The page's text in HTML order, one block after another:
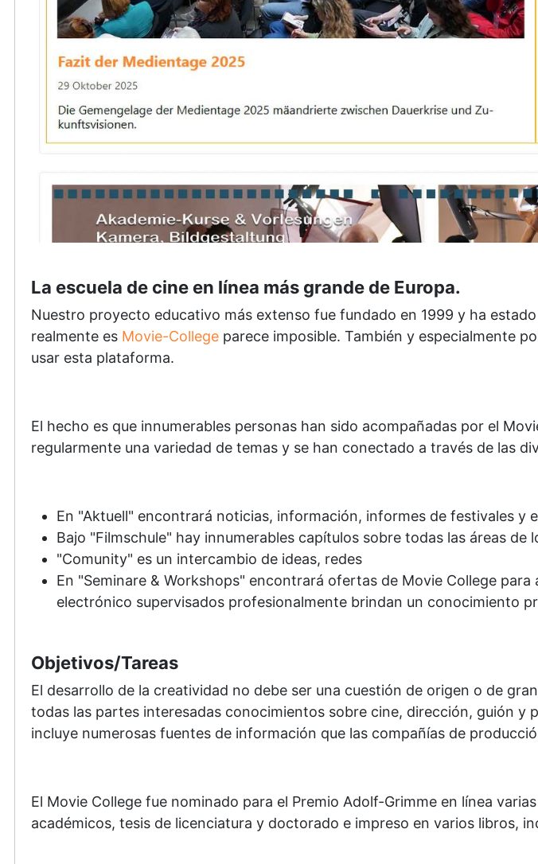
La escuela de cine en línea más grande de Europa.
Nuestro proyecto educativo más extenso fue fundado en 1999 y ha
realmente es Movie-College parece imposible. También y especialmente
usar esta plataforma.
El hecho es que innumerables personas han sido acompañadas por el
regularmente una variedad de temas y se han conectado a través de las
En "Aktuell" encontrará noticias, información, informes de festivales y
Bajo "Filmschule" hay innumerables capítulos sobre todas las áreas de
"Comunity" es un intercambio de ideas, redes
En "Seminare & Workshops" encontrará ofertas de Movie College
electrónico supervisados ​​profesionalmente brindan un conocimiento
Objetivos/Tareas
El desarrollo de la creatividad no debe ser una cuestión de origen o de
todas las partes interesadas conocimientos sobre cine, dirección, guión
incluye numerosas fuentes de información que las compañías de
El Movie College fue nominado para el Premio Adolf-Grimme en línea
académicos, tesis de licenciatura y doctorado e impreso en varios libros,